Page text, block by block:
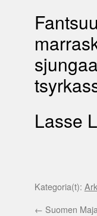
Lasse
Kategoria(t):
← Suomen